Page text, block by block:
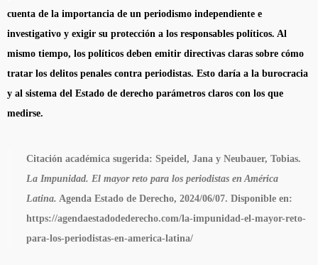
cuenta de la importancia de un periodismo independiente e
investigativo y exigir su protección a los responsables políticos. Al
mismo tiempo, los políticos deben emitir directivas claras sobre cómo
tratar los delitos penales contra periodistas. Esto daría a la burocracia
y al sistema del Estado de derecho parámetros claros con los que
medirse.
Citación académica sugerida: Speidel, Jana y Neubauer, Tobias.
La Impunidad. El mayor reto para los periodistas en América
Latina. Agenda Estado de Derecho, 2024/06/07. Disponible en:
https://agendaestadodederecho.com/la-impunidad-el-mayor-reto-
para-los-periodistas-en-america-latina/